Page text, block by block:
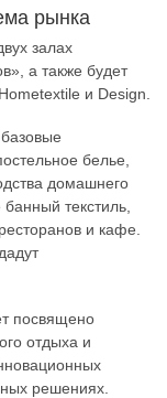
рынка
залах
а также будет
и Design.
белье,
домашнего
текстиль,
и кафе.
посвящено
отдыха и
решениях.